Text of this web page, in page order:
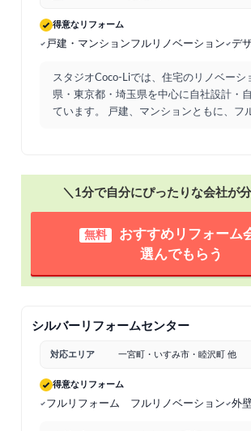
得意なリフォーム
戸建・マンションフルリノベーション デ
スタジオCoco-Liでは、住宅のリノベーシ
県・東京都・埼玉県を中心に自社設計・
ています。 戸建、マンションともに、フ
＼1分で自分にぴったりな会社が
無料
おすすめリフォーム
選んでもらう
シルバーリフォームセンター
対応エリア 一宮町・いすみ市・睦沢町 他
得意なリフォーム
フルリフォーム フルリノベーション 外